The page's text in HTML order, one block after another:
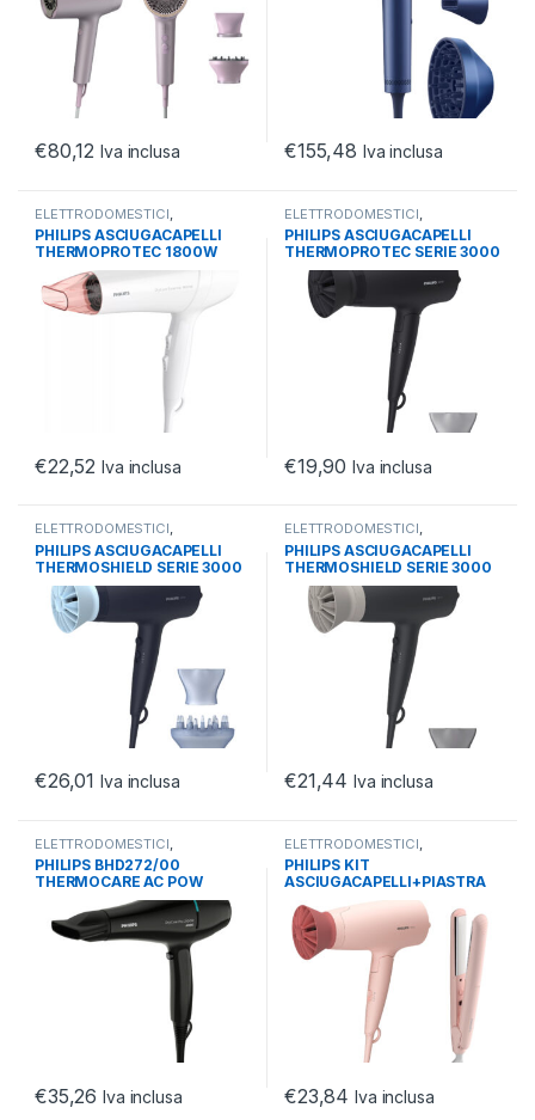
€80,12 Iva inclusa €155,48 Iva inclusa
ELETTRODOMESTICI
HEALTHCARE,PHON E PIASTRE
CAPELLI
PHILIPS ASCIUGACAPELLI
THERMOPROTEC 1800W
BIANCO CON BECCUCCIO
€22,52 Iva inclusa
ELETTRODOMESTICI
HEALTHCARE,PHON E PIASTRE
CAPELLI
PHILIPS ASCIUGACAPELLI
THERMOPROTEC SERIE 3000
1600W PIEGHEVOLE
€19,90 Iva inclusa
ELETTRODOMESTICI,
HEALTHCARE,PHON E PIASTRE
CAPELLI
PHILIPS ASCIUGACAPELLI
THERMOSHIELD SERIE 3000
2100W ACCESSORIO DIFFUS.
€26,01 Iva inclusa
ELETTRODOMESTICI,
HEALTHCARE,PHON E PIASTRE
CAPELLI
PHILIPS ASCIUGACAPELLI
THERMOSHIELD SERIE 3000
2100W INVERTER
€21,44 Iva inclusa
ELETTRODOMESTICI
HEALTHCARE,PHON E PIASTRE
CAPELLI
PHILIPS BHD272/00
THERMOCARE AC POW
ASCIUGACAPELLI CURA
IONICA
€35,26 Iva inclusa
ELETTRODOMESTICI
HEALTHCARE PHON E PIASTRE
CAPELLI
PHILIPS KIT
ASCIUGACAPELLI+PIASTRA
LISCIANTE 1600W CON
PIASTRA CERAMIC
€23,84 Iva inclusa